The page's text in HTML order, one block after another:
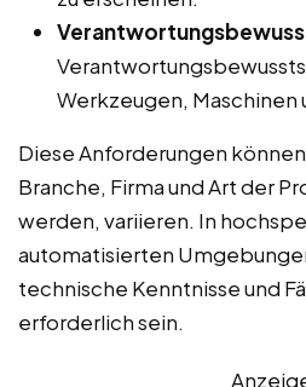
Werkzeugen, Maschinen
Diese Anforderungen
Branche, Firma und Art der
werden, variieren. In
automatisierten
technische Kenntnisse und
erforderlich sein.